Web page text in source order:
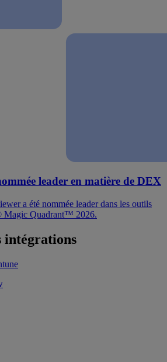
leader en matière de DEX
a été nommée leader dans les outils
Magic Quadrant™ 2026.
intégrations